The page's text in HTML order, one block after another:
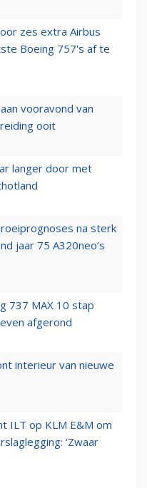
zes extra Airbus
Boeing 757's af te
vooravond van
ooit
langer door met
na sterk
jaar 75 A320neo’s
737 MAX 10 stap
afgerond
interieur van nieuwe
ILT op KLM E&M om
‘Zwaar